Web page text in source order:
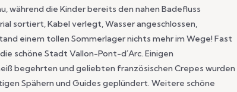
während die Kinder bereits den nahen Badefluss
sortiert, Kabel verlegt, Wasser angeschlossen,
einem tollen Sommerlager nichts mehr im Wege! Fast
schöne Stadt Vallon-Pont-d´Arc. Einigen
begehrten und geliebten französischen Crepes wurden
Spähern und Guides geplündert. Weitere schöne